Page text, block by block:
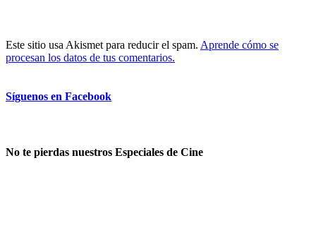
Este sitio usa Akismet para reducir el spam. Aprende cómo se
procesan los datos de tus comentarios.
Síguenos en Facebook
No te pierdas nuestros Especiales de Cine